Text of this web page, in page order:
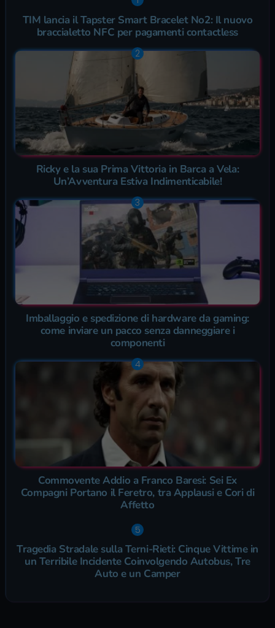
TIM lancia il Tapster Smart Bracelet No2: Il nuovo
braccialetto NFC per pagamenti contactless
Ricky e la sua Prima Vittoria in Barca a Vela:
Un’Avventura Estiva Indimenticabile!
Imballaggio e spedizione di hardware da gaming:
come inviare un pacco senza danneggiare i
componenti
Commovente Addio a Franco Baresi: Sei Ex
Compagni Portano il Feretro, tra Applausi e Cori di
Affetto
Tragedia Stradale sulla Terni-Rieti: Cinque Vittime in
un Terribile Incidente Coinvolgendo Autobus, Tre
Auto e un Camper